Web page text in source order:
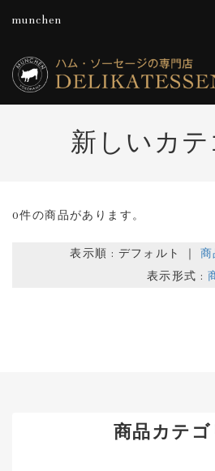
munchen
新しいカ
0件の商品があります。
表示順 : デフォルト ｜ 商
表示形式 :
商品カテゴ